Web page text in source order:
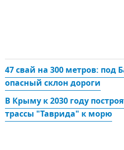
47 свай на 300 метров: под
опасный склон дороги
В Крыму к 2030 году
трассы "Таврида" к морю